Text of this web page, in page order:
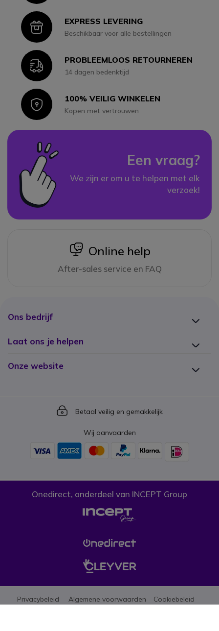
IconEXPRESS LEVERING
Beschikbaar voor alle bestellingen
IconPROBLEEMLOOS RETOURNEREN
14 dagen bedenktijd
Icon100% VEILIG WINKELEN
Kopen met vertrouwen
Een vraag?
We zijn er om u te helpen met elk
verzoek!
icon
Online help
After-sales service en FAQ
Ons bedrijf
Laat ons je helpen
Onze website
Icon
Betaal veilig en gemakkelijk
Wij aanvaarden
Onedirect, onderdeel van INCEPT Group
Privacybeleid Algemene voorwaarden Cookiebeleid